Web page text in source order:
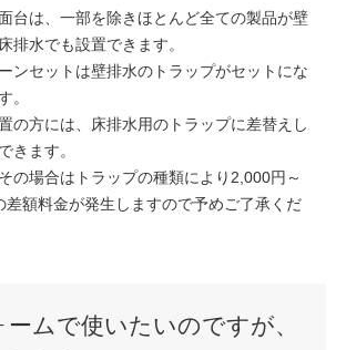
台は、一部を除きほとんど全ての製品が壁
排水でも設置できます。
ンセットは壁排水のトラップがセットにな
。
の方には、床排水用のトラップに差替えし
きます。
の場合はトラップの種類により2,000円～
差額料金が発生しますので予めご了承くだ
ームで使いたいのですが、